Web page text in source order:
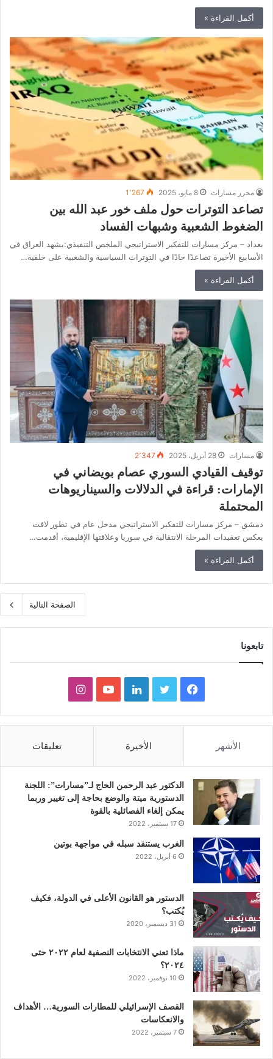
أكمل القراءة »
محرر مسارات 8 مايو، 2025 1٬267
تصاعد التوترات حول ملف خور عبد الله بين
الضغوط الشعبية وشبهات الفساد
بغداد – مركز مسارات للتفكير الاستراتيجي الملخص التنفيذي:يشهد العراق في
الأسابيع الأخيرة تصاعدًا حادًا في التوترات السياسية والشعبية على خلفية…
أكمل القراءة »
مسارات 28 أبريل، 2025 2٬347
توقيف القيادي السوري عصام بويضاني في
الإمارات: قراءة في الدلالات والسيناريوهات
المحتملة
دمشق – مركز مسارات للتفكير الاستراتيجي مدخل عام في تطور لافت
يعكس تعقيدات المرحلة الانتقالية في سوريا وعلاقتها الإقليمية، أقدمت…
أكمل القراءة »
الصفحة التالية
تابعونا
ي
و
ك
و
ر
ي
د
إ
و
و
ب
ن
ق
الأشهر الأخيرة تعليقات
الدكتور عبد الرحمن الحاج لـ”مسارات”: اللجنة
الدستورية ميتة والوضع بحاجة إلى تغيير وربما
يمكن إلغاء الفصائلية بالقوة
17 سبتمبر، 2022
الغرب يستنفد سبله في مواجهة بوتين
6 أبريل، 2022
الدستور هو القانون الأعلى في الدولة، فكيف
يُكتب؟
31 ديسمبر، 2020
ماذا تعني الانتخابات النصفية لعام ٢٠٢٢ حتى
٢٠٢٤؟
10 نوفمبر، 2022
القصف الإسرائيلي للمطارات السورية… الأهداف
والانعكاسات
7 سبتمبر، 2022